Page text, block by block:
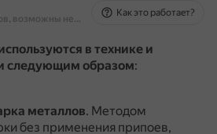
На основе источников, возможны неточности
Как это работает?
в технике и
следующим образом:
металлов. Методом
без применения припоев,